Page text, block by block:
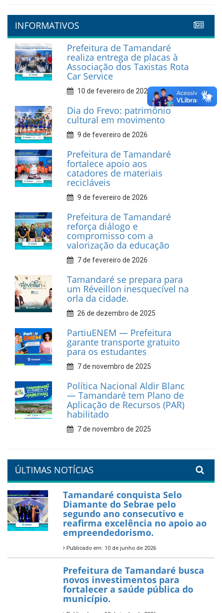
INFORMATIVOS
Prefeitura de Tamandaré
realiza entrega de placas à
Associação dos Taxistas Rota
Car Service
10 de fevereiro de 2026
Dia do Frevo: patrimônio
cultural em movimento
9 de fevereiro de 2026
Prefeitura de Tamandaré
fortalece apoio aos
catadores de materiais
recicláveis
9 de fevereiro de 2026
Prefeitura de Tamandaré
reforça diálogo e
compromisso com a
valorização da educação
7 de fevereiro de 2026
orla da cidade.
PartiuENEM — Prefeitura
garante transporte gratuito
para os estudantes
7 de novembro de 2025
Política Nacional Aldir Blanc
— Tamandaré tem Plano de
Aplicação de Recursos (PAR)
habilitado
7 de novembro de 2025